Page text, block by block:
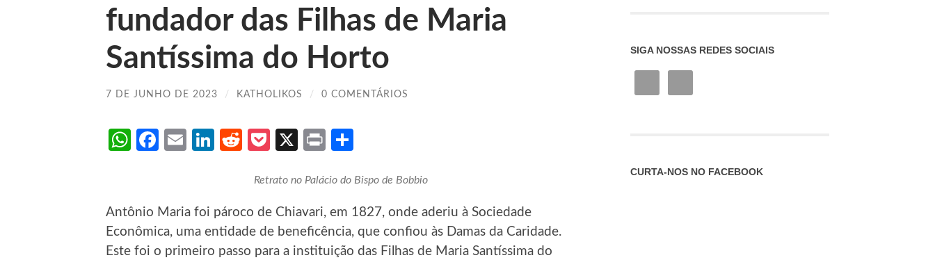
fundador das Filhas de Maria
Santíssima do Horto
7 DE JUNHO DE 2023 / KATHOLIKOS / 0 COMENTÁRIOS
WhatsApp
Facebook
EmailLinkedIn
RedditPocket
X Print
Retrato no Palácio do Bispo de Bobbio
Antônio Maria foi pároco de Chiavari, em 1827, onde aderiu à Sociedade
Econômica, uma entidade de beneficência, que confiou às Damas da Caridade.
Este foi o primeiro passo para a instituição das Filhas de Maria Santíssima do
SIGA NOSSAS REDES SOCIAIS
CURTA-NOS NO FACEBOOK